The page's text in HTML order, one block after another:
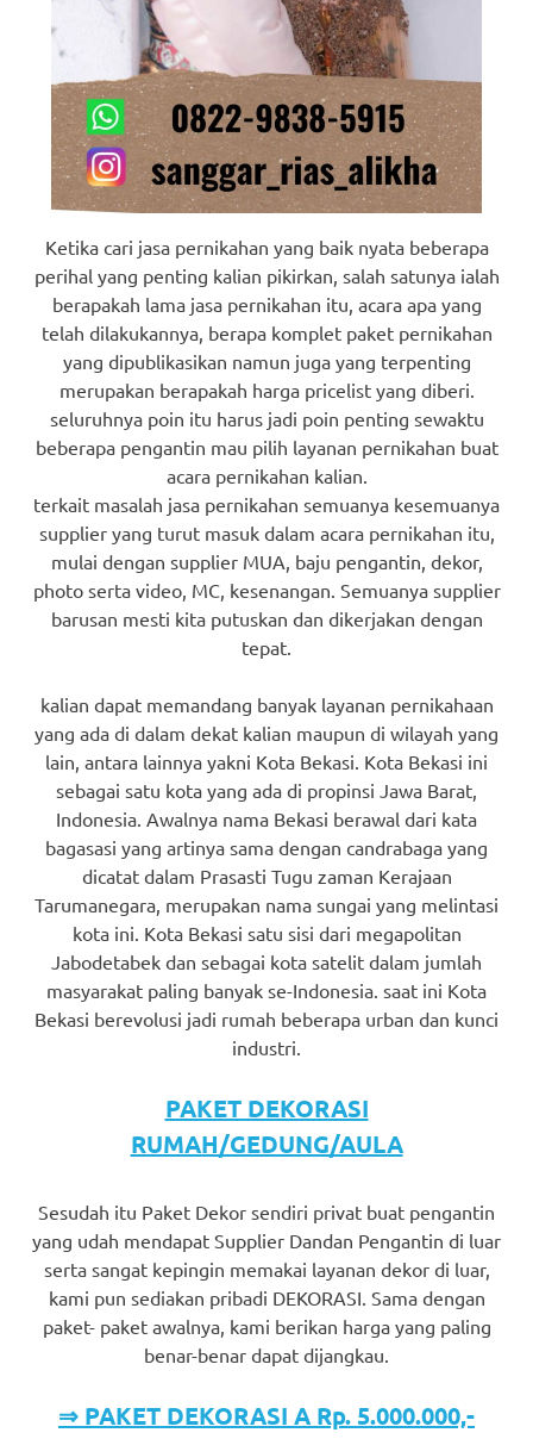
Ketika cari jasa pernikahan yang baik nyata beberapa
perihal yang penting kalian pikirkan, salah satunya ialah
berapakah lama jasa pernikahan itu, acara apa yang
telah dilakukannya, berapa komplet paket pernikahan
yang dipublikasikan namun juga yang terpenting
merupakan berapakah harga pricelist yang diberi.
seluruhnya poin itu harus jadi poin penting sewaktu
beberapa pengantin mau pilih layanan pernikahan buat
acara pernikahan kalian.
terkait masalah jasa pernikahan semuanya kesemuanya
supplier yang turut masuk dalam acara pernikahan itu,
mulai dengan supplier MUA, baju pengantin, dekor,
photo serta video, MC, kesenangan. Semuanya supplier
barusan mesti kita putuskan dan dikerjakan dengan
tepat.
kalian dapat memandang banyak layanan pernikahaan
yang ada di dalam dekat kalian maupun di wilayah yang
lain, antara lainnya yakni Kota Bekasi. Kota Bekasi ini
sebagai satu kota yang ada di propinsi Jawa Barat,
Indonesia. Awalnya nama Bekasi berawal dari kata
bagasasi yang artinya sama dengan candrabaga yang
dicatat dalam Prasasti Tugu zaman Kerajaan
Tarumanegara, merupakan nama sungai yang melintasi
kota ini. Kota Bekasi satu sisi dari megapolitan
Jabodetabek dan sebagai kota satelit dalam jumlah
masyarakat paling banyak se-Indonesia. saat ini Kota
Bekasi berevolusi jadi rumah beberapa urban dan kunci
industri.
PAKET DEKORASI
RUMAH/GEDUNG/AULA
Sesudah itu Paket Dekor sendiri privat buat pengantin
yang udah mendapat Supplier Dandan Pengantin di luar
serta sangat kepingin memakai layanan dekor di luar,
kami pun sediakan pribadi DEKORASI. Sama dengan
paket- paket awalnya, kami berikan harga yang paling
benar-benar dapat dijangkau.
⇒ PAKET DEKORASI A Rp. 5.000.000,-